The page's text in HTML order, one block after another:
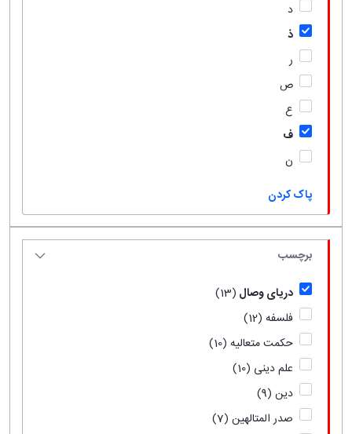
د
ذ
ر
ص
ع
ف
ن
پاک کردن
برچسب
دریای وصال (13)
فلسفه (12)
حکمت متعالیه (10)
علم دینی (10)
دین (9)
صدر المتالهین (7)